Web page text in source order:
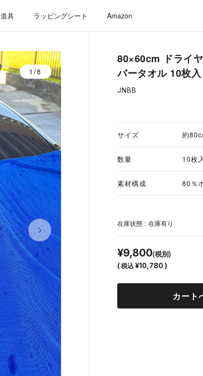
具 ラッピングシート Amazon
1/8
80×60cm ドライ
バータオル 10枚
JNBB
サイズ 約
数量 10枚入
素材構成 80％
在庫状態 : 在庫有り
¥9,800(税別)
(税込¥10,780 )